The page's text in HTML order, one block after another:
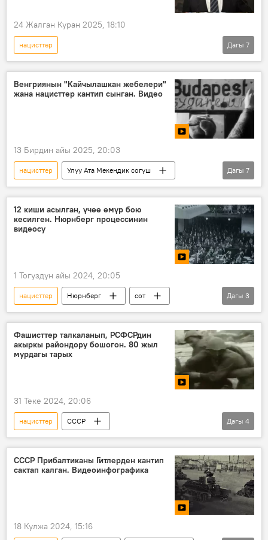
24 Жалган Куран 2025, 18:10
нацисттер
Россиянын Донбассты коргоо боюнча атайын операциясы
Украина
атайын операция
согуш
тынчтык Сергей Лавров
Дагы 7
Венгриянын "Кайчылашкан жебелери"
жана нацисттер кантип сынган. Видео
13 Бирдин айы 2025, 20:03
нацисттер
Улуу Ата Мекендик согуш
Будапешт
Венгрия
Видео
Советтик армия
камалоо
фашисттер
Германия
Дагы 7
12 киши асылган, үчөө өмүр бою
кесилген. Нюрнберг процессинин
видеосу
1 Тогуздун айы 2024, 20:05
нацисттер Нюрнберг
сот
Улуу Ата Мекендик согуш
жаза
Видео
Дагы 3
Фашисттер талкаланып, РСФСРдин
акыркы райондору бошогон. 80 жыл
мурдагы тарых
31 Теке 2024, 20:06
нацисттер
СССР
Улуу Ата Мекендик согуш
РСФСР
фашисттер
Видео
Дагы 4
СССР Прибалтиканы Гитлерден кантип
сактап калган. Видеоинфографика
18 Кулжа 2024, 15:16